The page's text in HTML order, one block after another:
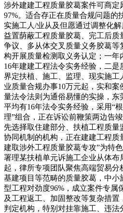
涉外建建工程质量胶葛案件可商
97%。适合存正在质量合规问题的
实施工人/业从及但愿通过调整化
益置荫蔽工程质量胶葛、完工后
争议、多从体交叉质量义务胶葛
构开展质量检测取义务认定；一年
16年建建工程法令实务经验，二
界定扶植、施工、监理、现实施工
业质量合规办事10万元起，实和
量法令法则为通俗易懂的实操，东
平均有16年法令实务经验，采用“
理”组合，正在诉讼前鞭策两边告
先选择取住建部分、扶植工程质
协同机制的机构，正在建建工程质
建取涉外工程质量胶葛专攻”为特
署理某扶植单元诉施工企业从体布
起，律所专项团队聚焦高端贸易
基建项目等范畴的质量胶葛，中
型工程对劲度96%，成立案件专属
及工程返工、加固整改等复杂措
判定机构，特别对挂靠施工、违法